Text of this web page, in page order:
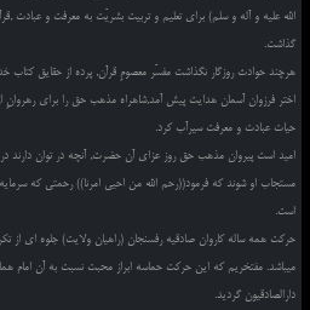
الله علیه و آله و سلم) برای تعلیم و تربیت بشریّت به معرفت و عبادت
گذاشت.
هرچند حوادث روزگار نگذاشت مفسّر معصومِ قرآن, پرده از حقایق
اختر فرزوان آسمان هدایت پیش آمد,شاهراه مذهب حق را برای رهروانِ
حیات عبادت و معرفت سیرآب کرد.
امید است پیروان مذهب حق روز عزای آن حضرت, آنچه در توان دارند
مستجاب او شوند که فرمود((رحم الله من احیی امرنا)) رحمتی که
است.
حرکت همه ساله کاروان صادقیه رفسنجان (راهیان ولایت) جلوه ای از
میباشد. مفتخریم که این حرکت حماسه ابراز محبت نسبت به آن امام
دارالصادقیون گردید.